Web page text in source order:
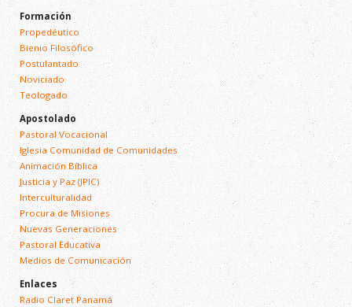
Formación
Propedéutico
Bienio Filosófico
Postulantado
Noviciado
Teologado
Apostolado
Pastoral Vocacional
Iglesia Comunidad de Comunidades
Animación Bíblica
Justicia y Paz (JPIC)
Interculturalidad
Procura de Misiones
Nuevas Generaciones
Pastoral Educativa
Medios de Comunicación
Enlaces
Radio Claret Panamá